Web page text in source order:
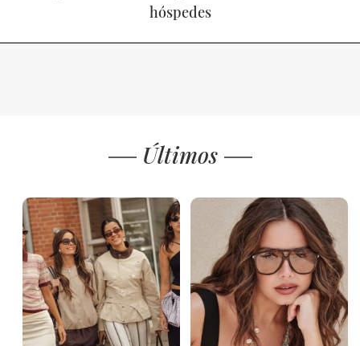
hóspedes
Últimos